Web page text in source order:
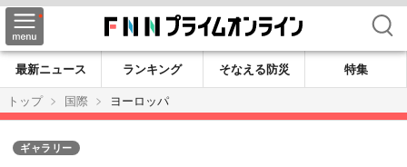
検索
最新ニュース ランキング そなえる防災
特集
トップ
国際 ヨーロッパ
ギャラリー